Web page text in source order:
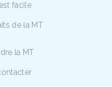
facile
de la MT
la MT